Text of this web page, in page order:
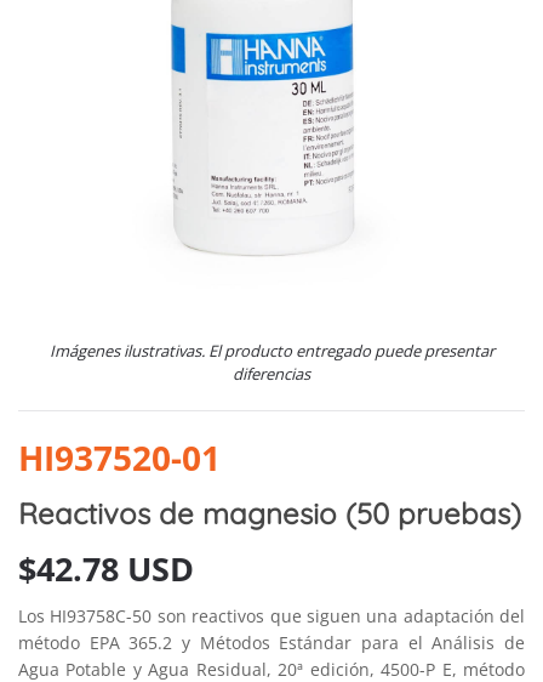
Imágenes ilustrativas. El producto entregado puede presentar
diferencias
HI937520-01
Reactivos de magnesio (50 pruebas)
$42.78 USD
Los HI93758C-50 son reactivos que siguen una adaptación del
método EPA 365.2 y Métodos Estándar para el Análisis de
Agua Potable y Agua Residual, 20ª edición, 4500-P E, método